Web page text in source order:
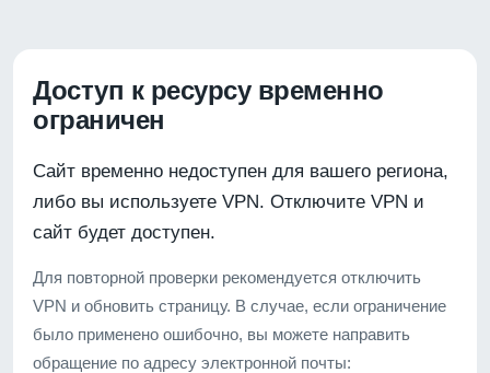
Доступ к ресурсу временно
ограничен
Сайт временно недоступен для вашего региона,
либо вы используете VPN. Отключите VPN и
сайт будет доступен.
Для повторной проверки рекомендуется отключить
VPN и обновить страницу. В случае, если ограничение
было применено ошибочно, вы можете направить
обращение по адресу электронной почты: